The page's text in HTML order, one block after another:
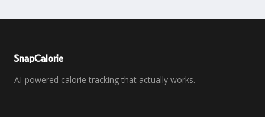
SnapCalorie
AI-powered calorie tracking that actually works.